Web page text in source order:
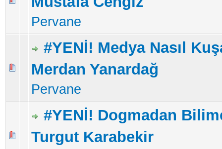
Pervane
#YENİ! Medya Nasıl
Merdan Yanardağ
Pervane
5 üzerinden 0 Oy - Toplam Ortalama 0 Oy Verilmiş
12 345
#YENİ! Dogmadan
Turgut Karabekir
5 üzerinden 0 Oy - Toplam Ortalama 0 Oy Verilmiş
12 345